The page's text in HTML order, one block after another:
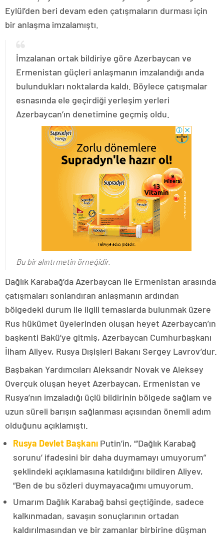
Eylül’den beri devam eden çatışmaların durması için
bir anlaşma imzalamıştı.
İmzalanan ortak bildiriye göre Azerbaycan ve
Ermenistan güçleri anlaşmanın imzalandığı anda
bulundukları noktalarda kaldı. Böylece çatışmalar
esnasında ele geçirdiği yerleşim yerleri
Azerbaycan’ın denetimine geçmiş oldu.
Bu bir alıntı metin örneğidir.
Dağlık Karabağ’da Azerbaycan ile Ermenistan arasında
çatışmaları sonlandıran anlaşmanın ardından
bölgedeki durum ile ilgili temaslarda bulunmak üzere
Rus hükümet üyelerinden oluşan heyet Azerbaycan’ın
başkenti Bakü’ye gitmiş, Azerbaycan Cumhurbaşkanı
İlham Aliyev, Rusya Dışişleri Bakanı Sergey Lavrov’dur.
Başbakan Yardımcıları Aleksandr Novak ve Aleksey
Overçuk oluşan heyet Azerbaycan, Ermenistan ve
Rusya’nın imzaladığı üçlü bildirinin bölgede sağlam ve
uzun süreli barışın sağlanması açısından önemli adım
olduğunu açıklamıştı.
Rusya Devlet Başkanı Putin’in, “‘Dağlık Karabağ
sorunu’ ifadesini bir daha duymamayı umuyorum”
şeklindeki açıklamasına katıldığını bildiren Aliyev,
“Ben de bu sözleri duymayacağımı umuyorum.
Umarım Dağlık Karabağ bahsi geçtiğinde, sadece
kalkınmadan, savaşın sonuçlarının ortadan
kaldırılmasından ve bir zamanlar birbirine düşman